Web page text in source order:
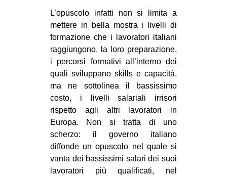
L’opuscolo infatti non si limita a
mettere in bella mostra i livelli di
formazione che i lavoratori italiani
raggiungono, la loro preparazione,
i percorsi formativi all’interno dei
quali sviluppano skills e capacità,
ma ne sottolinea il bassissimo
costo, i livelli salariali irrisori
rispetto agli altri lavoratori in
Europa. Non si tratta di uno
scherzo: il governo italiano
diffonde un opuscolo nel quale si
vanta dei bassissimi salari dei suoi
lavoratori più qualificati, nel